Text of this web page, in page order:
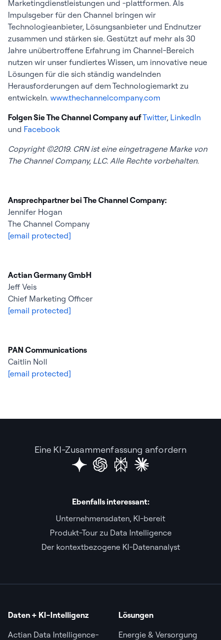
Marketingdienstleistungen und -plattformen. Als
Impulsgeber für den Channel bringen wir
Technologieanbieter, Lösungsanbieter und Endnutzer
zusammen und stärken sie. Gestützt auf mehr als 30
Jahre unübertroffene Erfahrung im Channel-Bereich
nutzen wir unser fundiertes Wissen, um innovative neue
Lösungen für die sich ständig wandelnden
Herausforderungen auf dem Technologiemarkt zu
entwickeln. www.thechannelcompany.com
Folgen Sie The Channel Company aufTwitter, LinkedIn
und Facebook
Copyright ©2019. CRN ist eine eingetragene Marke von
The Channel Company, LLC. Alle Rechte vorbehalten.
Ansprechpartner bei The Channel Company:
Jennifer Hogan
The Channel Company
[email protected]
Actian Germany GmbH
Jeff Veis
Chief Marketing Officer
[email protected]
PAN Communications
Caitlin Noll
[email protected]
Eine KI-Zusammenfassung anfordern
Ebenfalls interessant:
Unternehmensdaten, KI-bereit
Produkt-Tour zu Data Intelligence
Der kontextbezogene KI-Datenanalyst
Daten + KI-Intelligenz
Actian Data Intelligence-
Lösungen
Energie & Versorgung